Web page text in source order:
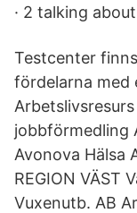
· 2 talking
Testcenter
fördelarna med
jobbförmedling
Avonova Hälsa
REGION VÄST
Vuxenutb. AB